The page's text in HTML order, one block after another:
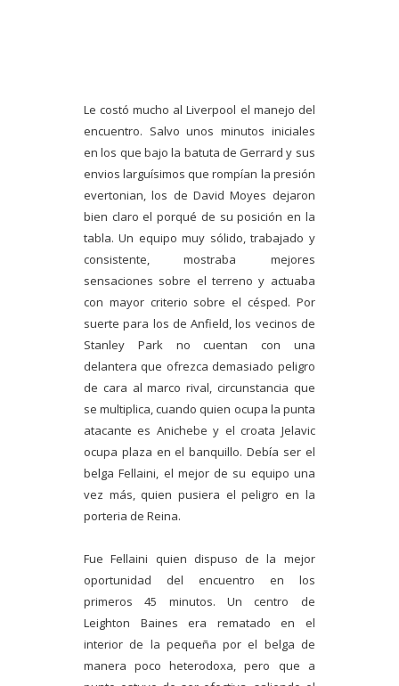
Le costó mucho al Liverpool el manejo del
encuentro. Salvo unos minutos iniciales
en los que bajo la batuta de Gerrard y sus
envios larguísimos que rompían la presión
evertonian, los de David Moyes dejaron
bien claro el porqué de su posición en la
tabla. Un equipo muy sólido, trabajado y
consistente, mostraba mejores
sensaciones sobre el terreno y actuaba
con mayor criterio sobre el césped. Por
suerte para los de Anfield, los vecinos de
Stanley Park no cuentan con una
delantera que ofrezca demasiado peligro
de cara al marco rival, circunstancia que
se multiplica, cuando quien ocupa la punta
atacante es Anichebe y el croata Jelavic
ocupa plaza en el banquillo. Debía ser el
belga Fellaini, el mejor de su equipo una
vez más, quien pusiera el peligro en la
porteria de Reina.
Fue Fellaini quien dispuso de la mejor
oportunidad del encuentro en los
primeros 45 minutos. Un centro de
Leighton Baines era rematado en el
interior de la pequeña por el belga de
manera poco heterodoxa, pero que a